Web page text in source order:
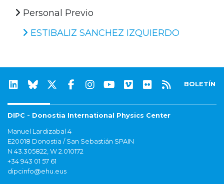
Personal Previo
ESTIBALIZ SANCHEZ IZQUIERDO
BOLETÍN
DIPC - Donostia International Physics Center
Manuel Lardizabal 4
E20018 Donostia / San Sebastián SPAIN
N 43.305822, W 2.010172
+34 943 01 57 61
dipcinfo@ehu.eus